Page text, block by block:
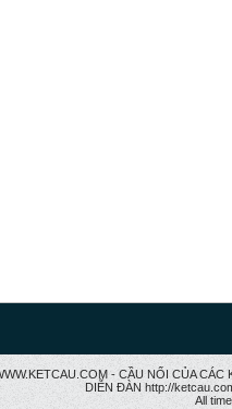
- CẦU NỐI CỦA
DIỄN ĐÀN http://
All